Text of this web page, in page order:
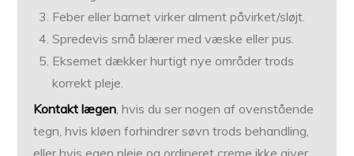
Feber eller barnet virker alment påvirket/sløjt.
Spredevis små blærer med væske eller pus.
Eksemet dækker hurtigt nye områder trods
korrekt pleje.
Kontakt lægen, hvis du ser nogen af ovenstående
tegn, hvis kløen forhindrer søvn trods behandling,
eller hvis egen pleje og ordineret creme ikke giver